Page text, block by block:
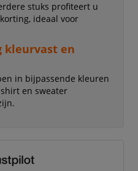
stuks profiteert u
ideaal voor
kleurvast en
in bijpassende kleuren
en sweater